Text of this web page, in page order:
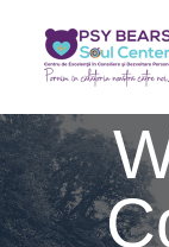
content